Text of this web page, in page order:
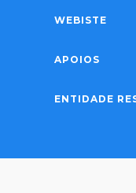
WEBISTE
APOIOS
ENTIDADE